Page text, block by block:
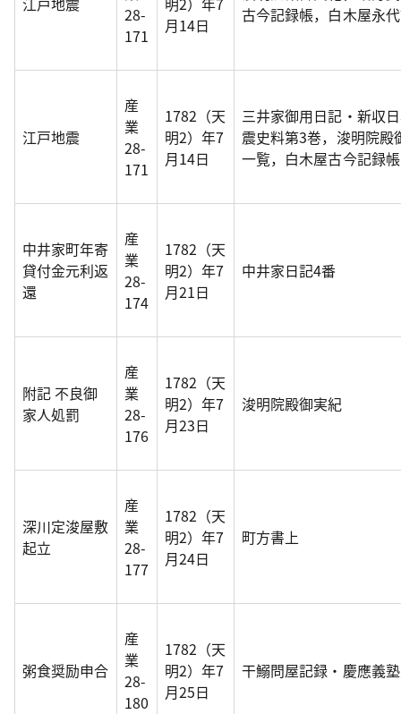
28-
171
月14日
古今記録帳，白木屋永
江戸地震
産
業
28-
171
1782（天
明2）年7
月14日
三井家御用日記・新収
震史料第3巻，浚明院
一覧，白木屋古今記録
中井家町年寄
貸付金元利返
還
産
業
28-
174
1782（天
明2）年7
月21日
中井家日記4番
附記 不良御
家人処罰
産
業
28-
176
1782（天
明2）年7
月23日
浚明院殿御実紀
深川定浚屋敷
起立
産
業
28-
177
1782（天
明2）年7
月24日
町方書上
粥食奨励申合
産
業
28-
180
1782（天
明2）年7
月25日
干鰯問屋記録・慶應義